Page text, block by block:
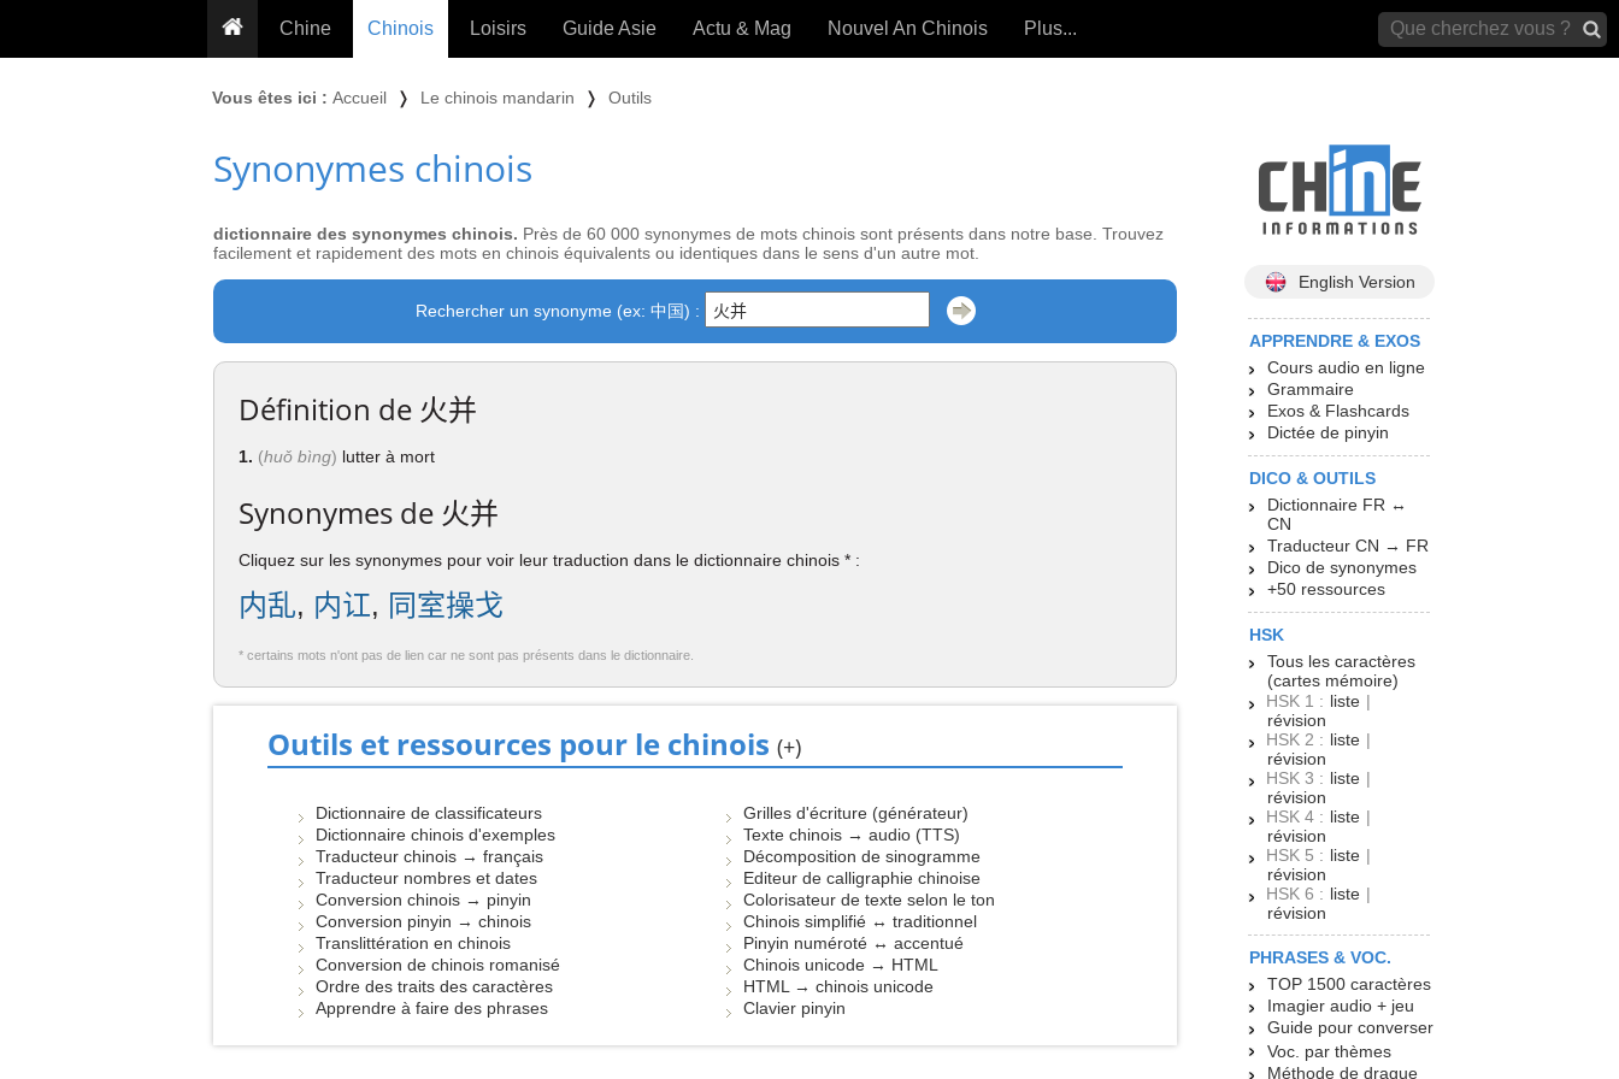
Chine
Conseils voyageurs
Proverbes
Cuisine
Calendrier en ligne
JO Pékin 2022
Chinois
Grammaire
Exos & Flashcards
+50 Outils
Loisirs
Tatouage
Guide Asie Actu & Mag Nouvel An Chinois Plus...
Vous êtes ici : Accueil ❭ Le chinois mandarin ❭ Outils
Synonymes chinois
dictionnaire des synonymes chinois. Près de 60 000 synonymes de mots chinois sont présents dans notre base. Trouvez
facilement et rapidement des mots en chinois équivalents ou identiques dans le sens d'un autre mot.
Rechercher un synonyme (ex: 中国) :
Définition de 火并
1. (huǒ bìng) lutter à mort
Synonymes de 火并
Cliquez sur les synonymes pour voir leur traduction dans le dictionnaire chinois * :
内乱, 内讧, 同室操戈
* certains mots n'ont pas de lien car ne sont pas présents dans le dictionnaire.
Outils et ressources pour le chinois (+)
Dictionnaire de classificateurs
Dictionnaire chinois d'exemples
Traducteur chinois → français
Traducteur nombres et dates
Conversion chinois → pinyin
Conversion pinyin → chinois
Translittération en chinois
Conversion de chinois romanisé
Ordre des traits des caractères
Apprendre à faire des phrases
Grilles d'écriture (générateur)
Texte chinois → audio (TTS)
Décomposition de sinogramme
Editeur de calligraphie chinoise
Colorisateur de texte selon le ton
Chinois simplifié ↔ traditionnel
Pinyin numéroté ↔ accentué
Chinois unicode → HTML
HTML → chinois unicode
Clavier pinyin
English Version
APPRENDRE & EXOS
Cours audio en ligne
Grammaire
Exos & Flashcards
Dictée de pinyin
DICO & OUTILS
Dictionnaire FR ↔
CN
Traducteur CN → FR
Dico de synonymes
+50 ressources
HSK
Tous les caractères
(cartes mémoire)
HSK 1 : liste |
révision
HSK 2 : liste |
révision
HSK 3 : liste |
révision
HSK 4 : liste |
révision
HSK 5 : liste |
révision
HSK 6 : liste |
révision
PHRASES & VOC.
TOP 1500 caractères
Imagier audio + jeu
Guide pour converser
Voc. par thèmes
Méthode de drague